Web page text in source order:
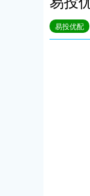
易投优配